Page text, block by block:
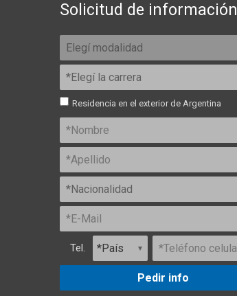
Solicitud de información
Residencia en el exterior de Argentina
Tel.
Pedir info